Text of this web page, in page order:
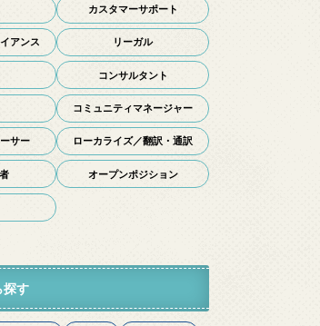
カスタマーサポート
アンス リーガル
コンサルタント
コミュニティマネージャー
サー ローカライズ／翻訳・通訳
オープンポジション
探す